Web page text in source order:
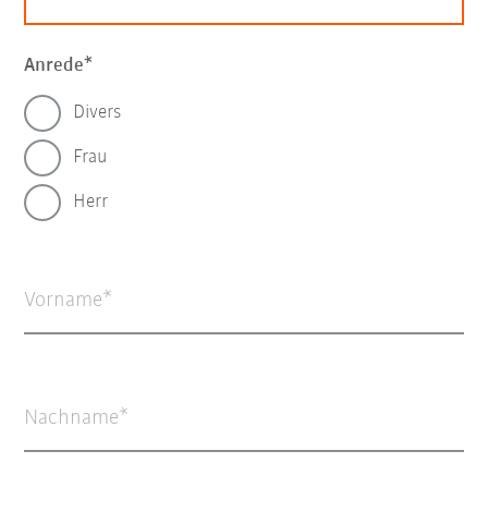
Anrede
Divers
Frau
Herr
Vorname
Nachname